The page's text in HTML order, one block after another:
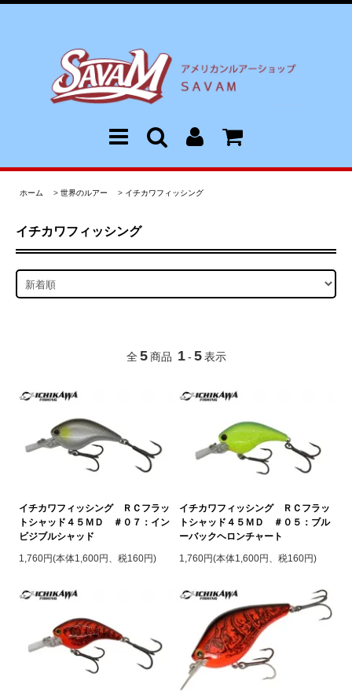
ホーム > 世界のルアー > イチカワフィッシング
イチカワフィッシング
全 5 商品 1 - 5 表示
イチカワフィッシング ＲＣフラッ
トシャッド４５ＭＤ ＃０７：イン
ビジブルシャッド
1,760円(本体1,600円、税160円)
イチカワフィッシング ＲＣフラッ
トシャッド４５ＭＤ ＃０５：ブル
ーバックヘロンチャート
1,760円(本体1,600円、税160円)